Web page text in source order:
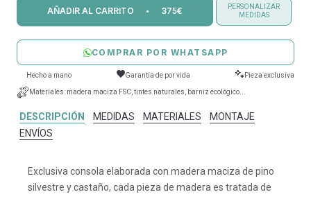
AÑADIR AL CARRITO 375€
PERSONALIZAR
MEDIDAS
COMPRAR POR WHATSAPP
Hecho a mano Garantía de por vida Pieza exclusiva
Materiales: madera maciza FSC, tintes naturales, barniz ecológico...
DESCRIPCIÓN MEDIDAS MATERIALES
MONTAJE
ENVÍOS
Exclusiva consola elaborada con madera maciza de pino
silvestre y castaño, cada pieza de madera es tratada de